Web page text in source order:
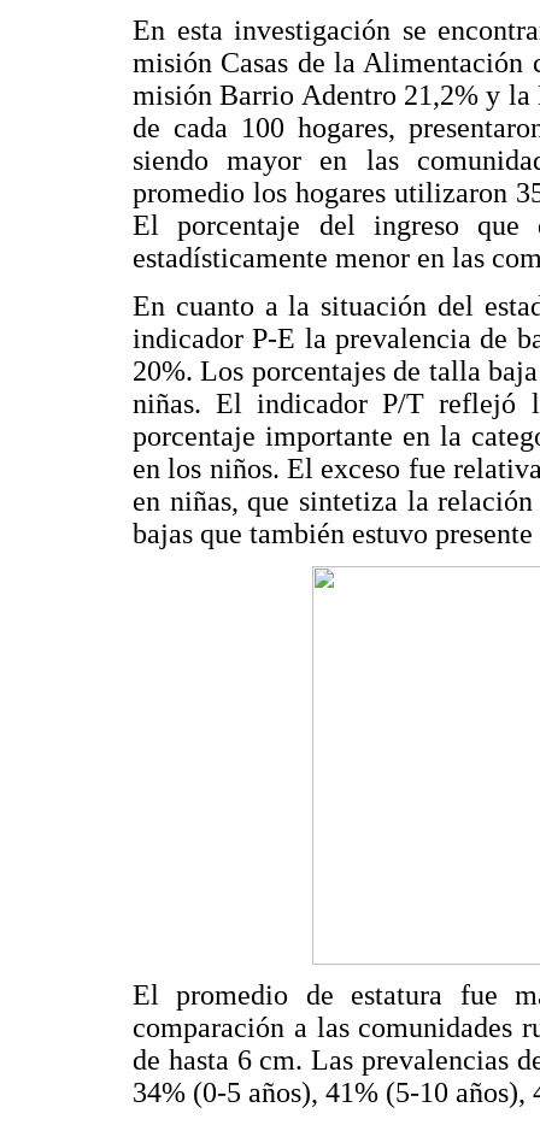
En esta investigación se
misión Casas de la Alimentación
misión Barrio Adentro 21,2% y
de cada 100 hogares,
siendo mayor en las
promedio los hogares utilizaron
El porcentaje del ingreso
estadísticamente menor en las
En cuanto a la situación del
indicador P-E la prevalencia de
20%. Los porcentajes de talla
niñas. El indicador P/T reflejó
porcentaje importante en la
en los niños. El exceso fue
en niñas, que sintetiza la relación
bajas que también estuvo
El promedio de estatura fue
comparación a las comunidades
de hasta 6 cm. Las prevalencias
34% (0-5 años), 41% (5-10